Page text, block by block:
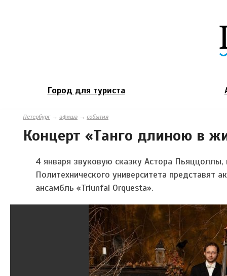
Город для туриста
Петербург→ афиша → события
Концерт «Танго длиною в
4 января звуковую сказку Астора
Политехнического университета представят
ансамбль «Triunfal Orquesta».